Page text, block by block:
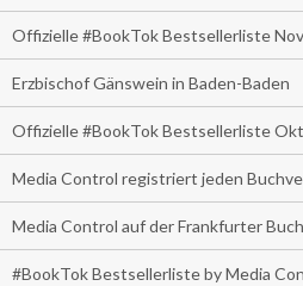
Offizielle #BookTok Bestsellerliste
Erzbischof Gänswein in Baden-Baden
Offizielle #BookTok Bestsellerliste
Media Control registriert jeden
Media Control auf der Frankfurter
#BookTok Bestsellerliste by Media